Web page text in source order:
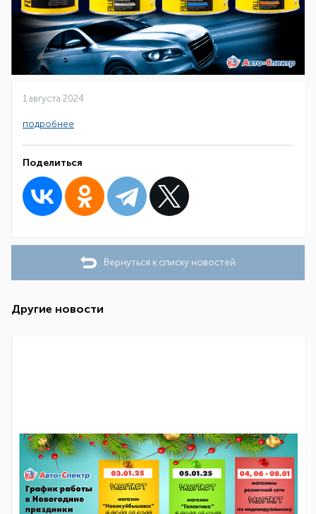
1 августа 2024
подробнее
Поделиться
Вернуться к списку новостей
Другие новости